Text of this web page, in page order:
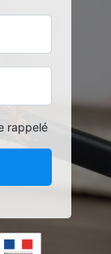
rappelé